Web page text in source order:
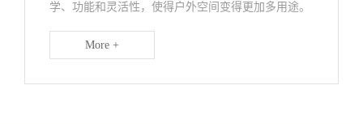
学、功能和灵活性，使得户外空间变得更加多用途。
More +